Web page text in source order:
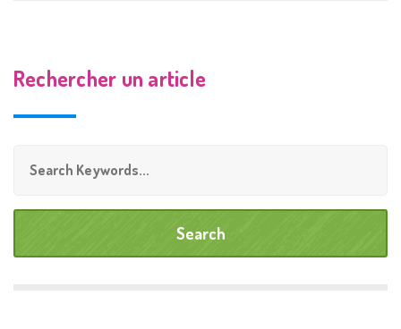
Rechercher un article